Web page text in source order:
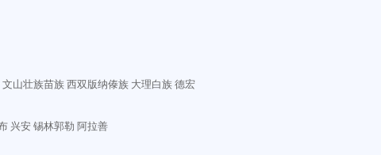
文山壮族苗族西双版纳傣族 大理白族德宏
兴安锡林郭勒 阿拉善